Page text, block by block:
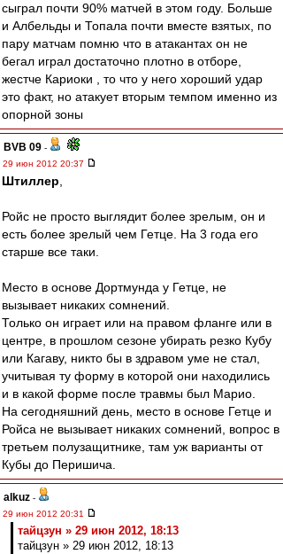
сыграл почти 90% матчей в этом году. Больше
и Албельды и Топала почти вместе взятых, по
пару матчам помню что в атакантах он не
бегал играл достаточно плотно в отборе,
жестче Кариоки , то что у него хороший удар
это факт, но атакует вторым темпом именно из
опорной зоны
BVB 09 -
29 июн 2012 20:37
Штиллер
Ройс не просто выглядит более зрелым, он и
есть более зрелый чем Гетце. На 3 года его
старше все таки.
Место в основе Дортмунда у Гетце, не
вызывает никаких сомнений.
Только он играет или на правом фланге или в
центре, в прошлом сезоне убирать резко Кубу
или Кагаву, никто бы в здравом уме не стал,
учитывая ту форму в которой они находились
и в какой форме после травмы был Марио.
На сегодняшний день, место в основе Гетце и
Ройса не вызывает никаких сомнений, вопрос в
третьем полузащитнике, там уж варианты от
Кубы до Перишича.
alkuz -
29 июн 2012 20:31
тайцзун » 29 июн 2012, 18:13
тайцзун » 29 июн 2012, 18:13